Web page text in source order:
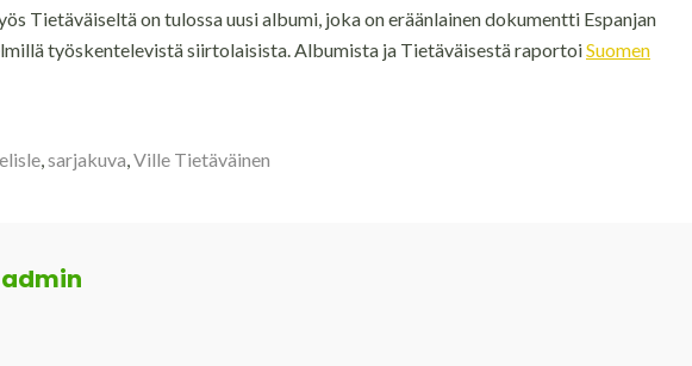
Tietäväiseltä on tulossa uusi albumi, joka on eräänlainen dokumentti Espanjan
työskentelevistä siirtolaisista. Albumista ja Tietäväisestä raportoiSuomen
,sarjakuva,Ville Tietäväinen
admin